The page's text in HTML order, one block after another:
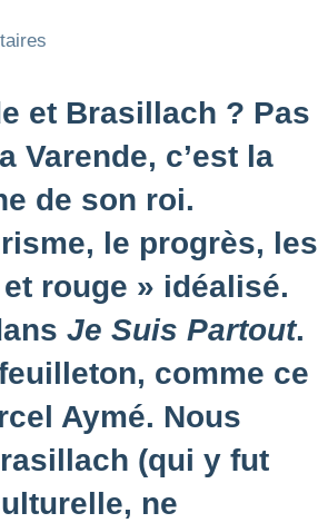
et Brasillach ? Pas
Varende, c’est la
de son roi.
le progrès, les
rouge » idéalisé.
Je Suis Partout.
comme ce
Aymé. Nous
(qui y fut
ne